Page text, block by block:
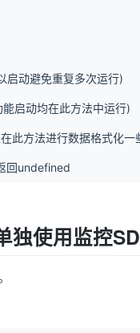
启动避免重复多次运行)
启动均在此方法中运行)
此方法进行数据格式化一
回undefined
独使用监控